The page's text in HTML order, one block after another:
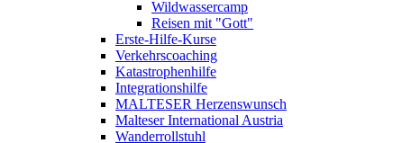
Wildwassercamp
Reisen mit "Gott"
Erste-Hilfe-Kurse
Verkehrscoaching
Katastrophenhilfe
Integrationshilfe
MALTESER Herzenswunsch
Malteser International Austria
Wanderrollstuhl